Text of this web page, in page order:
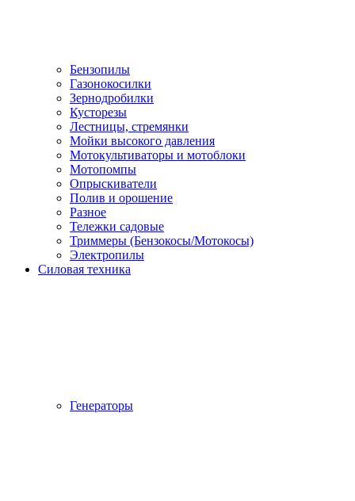
Бензопилы
Газонокосилки
Зернодробилки
Кусторезы
Лестницы, стремянки
Мойки высокого давления
Мотокультиваторы и мотоблоки
Мотопомпы
Опрыскиватели
Полив и орошение
Разное
Тележки садовые
Триммеры (Бензокосы/Мотокосы)
Электропилы
Силовая техника
Генераторы